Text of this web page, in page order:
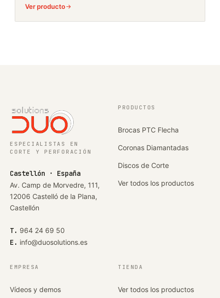
Ver producto
ESPECIALISTAS EN
CORTE Y PERFORACIÓN
Castellón · España
Av. Camp de Morvedre, 111,
12006 Castelló de la Plana,
Castellón
T. 964 24 69 50
E. info@duosolutions.es
PRODUCTOS
Brocas PTC Flecha
Coronas Diamantadas
Discos de Corte
Ver todos los productos
EMPRESA
Vídeos y demos
TIENDA
Ver todos los productos